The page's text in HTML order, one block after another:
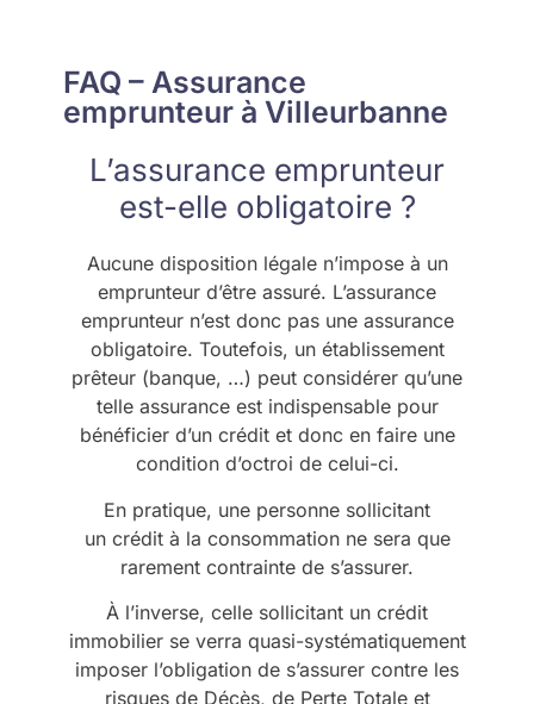
FAQ – Assurance
emprunteur à Villeurbanne
L’assurance emprunteur
est-elle obligatoire ?
Aucune disposition légale n’impose à un
emprunteur d’être assuré. L’assurance
emprunteur n’est donc pas une assurance
obligatoire. Toutefois, un établissement
prêteur (banque, …) peut considérer qu’une
telle assurance est indispensable pour
bénéficier d’un crédit et donc en faire une
condition d’octroi de celui-ci.
En pratique, une personne sollicitant
un crédit à la consommation ne sera que
rarement contrainte de s’assurer.
À l’inverse, celle sollicitant un crédit
immobilier se verra quasi-systématiquement
imposer l’obligation de s’assurer contre les
risques de Décès, de Perte Totale et